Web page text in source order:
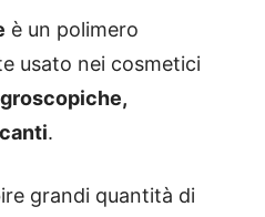
è un polimero
usato nei cosmetici
.
grandi quantità di